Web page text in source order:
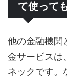
て使って
他の金融機
金サービスは
ネックです。